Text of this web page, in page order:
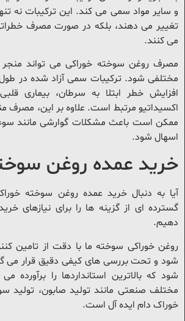
سایر مواد سمی می کند. این ترکیبات نه
می دهند، بلکه در صورت مصرف خطراتی
کنند.
روغن سوخته خوراکی می تواند منجر
شود. ترکیبات سمی آزاد شده در طول
خطر ابتلا به سرطان، بیماری
مرتبط است. علاوه بر این، مصرف
است باعث مشکلات گوارشی مانند سوء
شود.
عمده روغن
به دنبال خرید عمده روغن سوخته
ای از گزینه ها را برای نیازهای
خوراکی سوخته ما با دقت از تامین
و تحت بررسی های کیفی دقیق قرار می
که بالاترین استانداردها را برآورده می
صنعتی مانند تولید صابون، تولید
دام ایده آل است.